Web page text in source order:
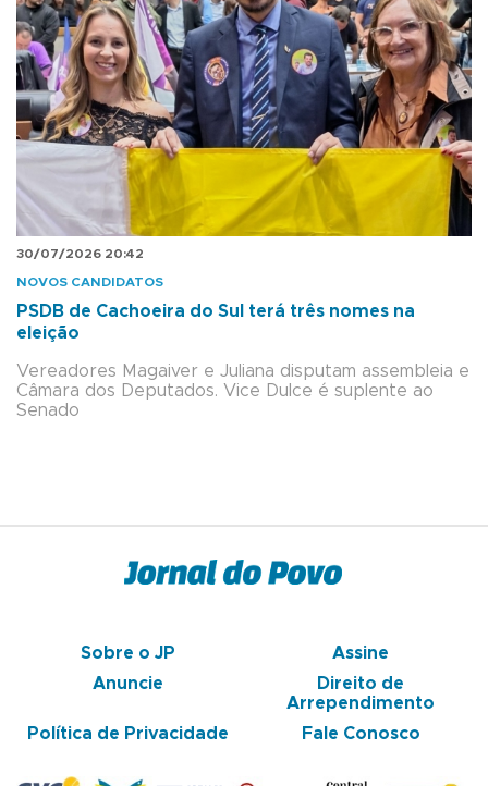
30/07/2026 20:42
NOVOS CANDIDATOS
PSDB de Cachoeira do Sul terá três nomes na
eleição
Vereadores Magaiver e Juliana disputam assembleia e
Câmara dos Deputados. Vice Dulce é suplente ao
Senado
Sobre o JP
Assine
Anuncie
Direito de
Arrependimento
Política de Privacidade
Fale Conosco